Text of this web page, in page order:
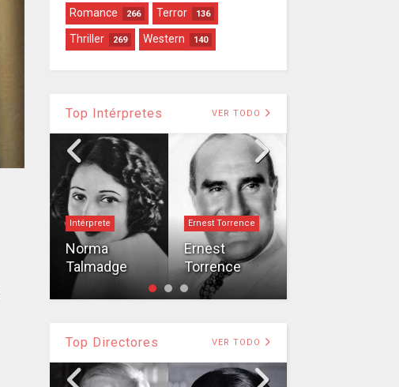
Romance 266 Terror 136
Thriller 269 Western 140
Top Intérpretes VER TODO
Intérprete
Norma
Talmadge
Ernest Torrence
Ernest
Torrence
Top Directores VER TODO